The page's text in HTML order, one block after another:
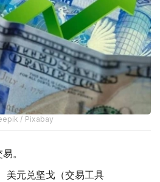
/ Pixabay
。
美元兑坚戈（交易工具